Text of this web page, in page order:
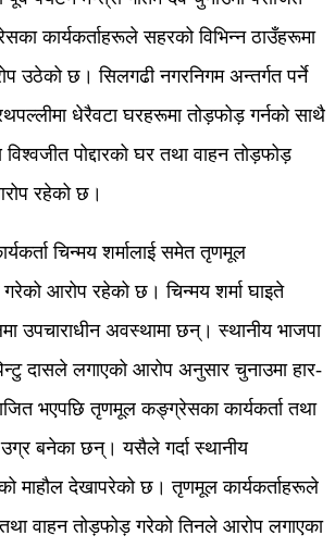
कार्यकर्ताहरूले सहरको विभिन्न ठाउँहरूमा
उठेको छ। सिलगढी नगरनिगम अन्तर्गत पर्ने
धेरैवटा घरहरूमा तोड़फोड़ गर्नको साथै
पोद्दारको घर तथा वाहन तोड़फोड़
रहेको छ।
चिन्मय शर्मालाई समेत तृणमूल
आरोप रहेको छ। चिन्मय शर्मा घाइते
उपचाराधीन अवस्थामा छन्। स्थानीय भाजपा
दासले लगाएको आरोप अनुसार चुनाउमा हार-
भएपछि तृणमूल कङ्ग्रेसका कार्यकर्ता तथा
बनेका छन्। यसैले गर्दा स्थानीय
माहौल देखापरेको छ। तृणमूल कार्यकर्ताहरूले
वाहन तोड़फोड़ गरेको तिनले आरोप लगाएका